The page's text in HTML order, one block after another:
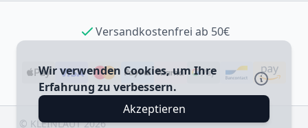
Wir verwenden Cookies, um Ihre
Erfahrung zu verbessern.
Akzeptieren
Versandkostenfrei ab 50€
© KLEINLAUT 2026